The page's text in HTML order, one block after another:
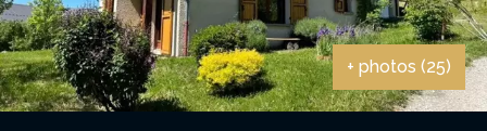
+ photos (25)